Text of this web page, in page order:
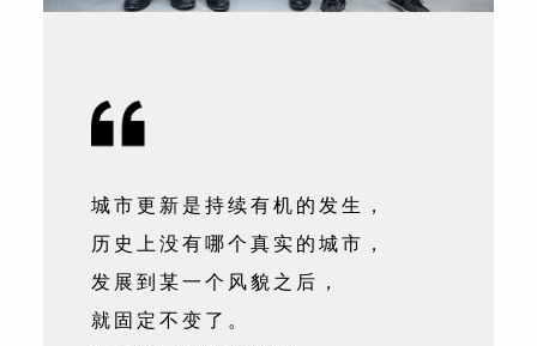
城市更新是持续有机的发生，
历史上没有哪个真实的城市，
发展到某一个风貌之后，
就固定不变了。